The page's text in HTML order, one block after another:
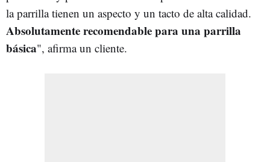
la parrilla tienen un aspecto y un tacto de alta calidad.
Absolutamente recomendable para una parrilla
básica", afirma un cliente.